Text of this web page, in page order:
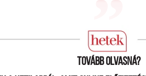
európai zsidó közösség, a
Tovább olvasná?